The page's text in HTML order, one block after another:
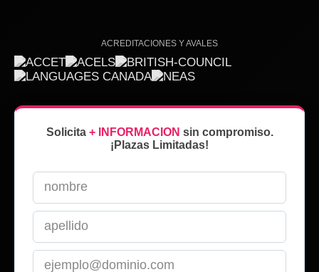
ACREDITACIONES Y AVALES
Solicita + INFORMACION sin compromiso.
¡Plazas Limitadas!